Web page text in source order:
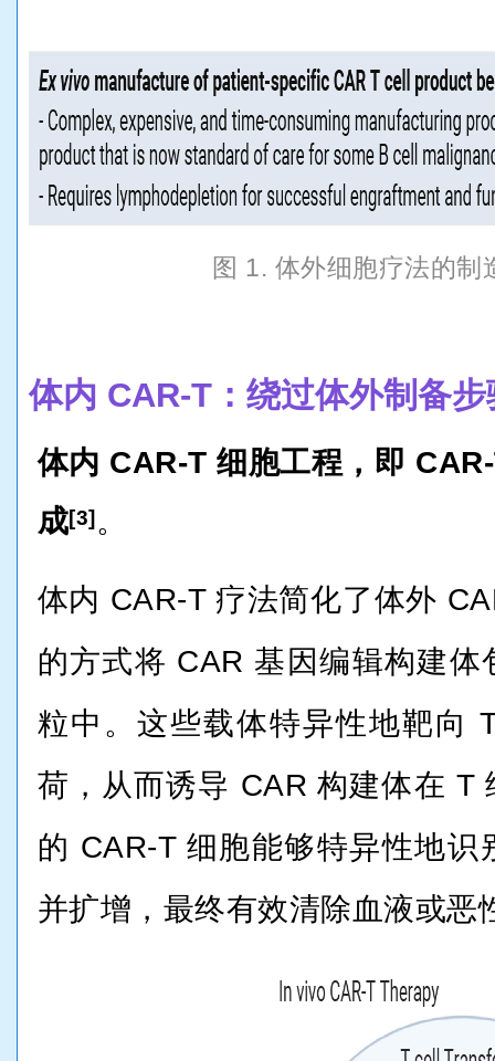
图 1. 体外细胞疗法的制
体内 CAR-T：绕过体外制备步
体内 CAR-T 细胞工程，即
成[3] 。
体内 CAR-T 疗法简化了体外
的方式将 CAR 基因编辑构建
粒中。这些载体特异性地靶向
荷，从而诱导 CAR 构建体在 T
的 CAR-T 细胞能够特异性地
并扩增，最终有效清除血液或恶